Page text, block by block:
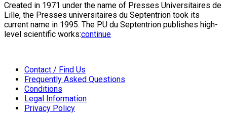
Created in 1971 under the name of Presses Universitaires de
Lille, the Presses universitaires du Septentrion took its
current name in 1995. The PU du Septentrion publishes high-
level scientific works:continue
Contact / Find Us
Frequently Asked Questions
Conditions
Legal Information
Privacy Policy